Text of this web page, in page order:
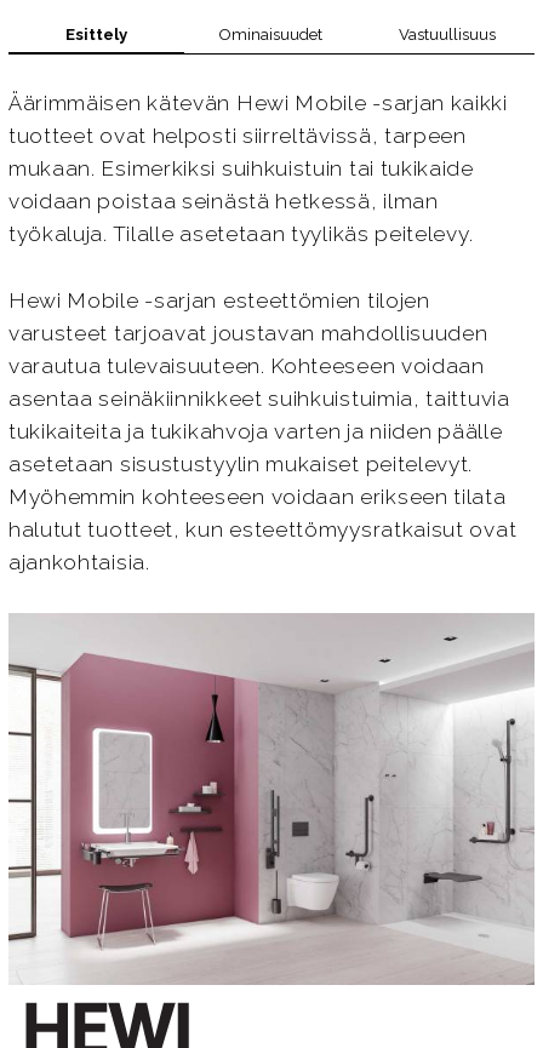
Esittely Ominaisuudet Vastuullisuus
Äärimmäisen kätevän Hewi Mobile -sarjan kaikki
tuotteet ovat helposti siirreltävissä, tarpeen
mukaan. Esimerkiksi suihkuistuin tai tukikaide
voidaan poistaa seinästä hetkessä, ilman
työkaluja. Tilalle asetetaan tyylikäs peitelevy.
Hewi Mobile -sarjan esteettömien tilojen
varusteet tarjoavat joustavan mahdollisuuden
varautua tulevaisuuteen. Kohteeseen voidaan
asentaa seinäkiinnikkeet suihkuistuimia, taittuvia
tukikaiteita ja tukikahvoja varten ja niiden päälle
asetetaan sisustustyylin mukaiset peitelevyt.
Myöhemmin kohteeseen voidaan erikseen tilata
halutut tuotteet, kun esteettömyysratkaisut ovat
ajankohtaisia.